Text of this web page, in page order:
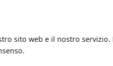
sito web e il nostro servizio.
di batteri
con loro
attività